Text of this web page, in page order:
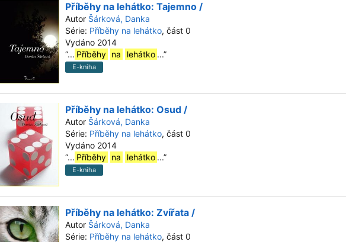
Příběhy na lehátko: Tajemno /
Autor Šárková, Danka
Série: Příběhy na lehátko, část 0
Vydáno 2014
“... Příběhy na lehátko ...”
E-kniha
Příběhy na lehátko: Osud /
Autor Šárková, Danka
Série: Příběhy na lehátko, část 0
Vydáno 2014
“... Příběhy na lehátko ...”
E-kniha
Příběhy na lehátko: Zvířata /
Autor Šárková, Danka
Série: Příběhy na lehátko, část 0